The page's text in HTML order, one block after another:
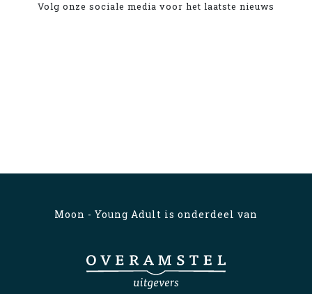
Volg onze sociale media voor het laatste nieuws
Moon - Young Adult is onderdeel van